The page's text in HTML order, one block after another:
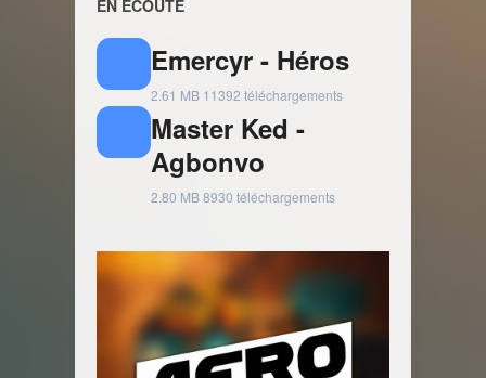
EN ÉCOUTE
Emercyr - Héros
2.61 MB 11392 téléchargements
Master Ked -
Agbonvo
2.80 MB8930 téléchargements